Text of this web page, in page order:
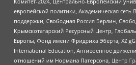
европейской политики, Академическая
поддержки, Свободная Россия Берлин,
Крымскотатарский Ресурсный Центр,
Европы, Фонд имени Фридриха Эберта, XZ
International Education, Антивоенное
отношений им Нормана Патерсона, Центр